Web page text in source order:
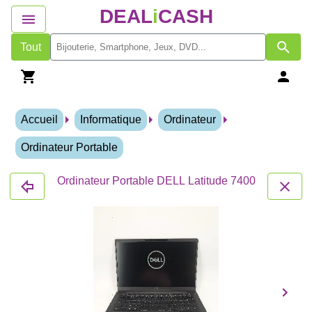
DEALiCASH
Tout
Accueil Informatique Ordinateur
Ordinateur Portable
Ordinateur Portable DELL Latitude 7400